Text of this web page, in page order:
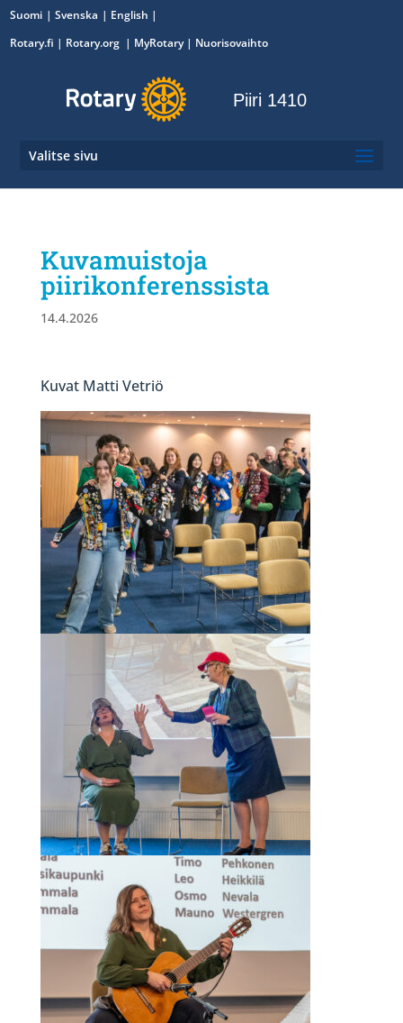
Suomi Svenska
English
Rotary.fi | Rotary.org | MyRotary| Nuorisovaihto
Piiri 1410
Valitse sivu
Kuvamuistoja
piirikonferenssista
14.4.2026
Kuvat Matti Vetriö